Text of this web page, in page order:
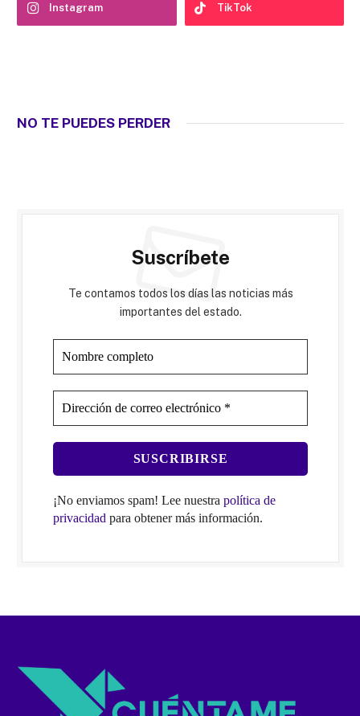
Instagram TikTok
NO TE PUEDES PERDER
Suscríbete
Te contamos todos los días las noticias más
importantes del estado.
¡No enviamos spam! Lee nuestra política de
privacidad para obtener más información.